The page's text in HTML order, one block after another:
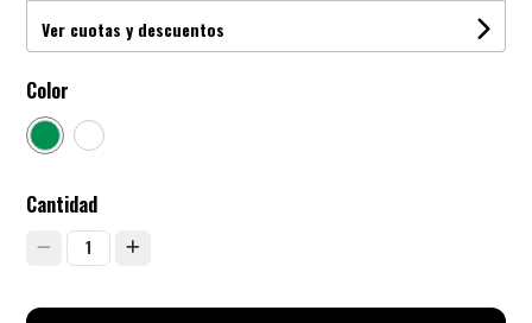
Ver cuotas y descuentos
Color
Cantidad
1